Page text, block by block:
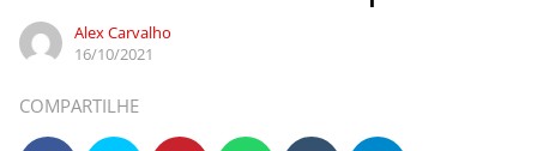
Alex Carvalho
16/10/2021
COMPARTILHE